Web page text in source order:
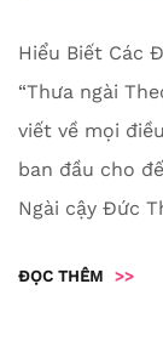
Hiểu Biết Các
“Thưa ngài
viết về mọi
ban đầu cho
Ngài cậy Đức
ĐỌC THÊM >>